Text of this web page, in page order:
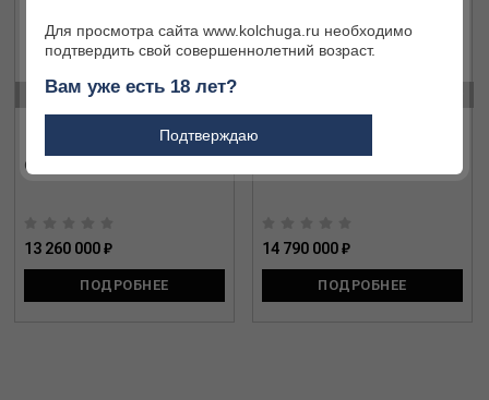
Cosmi 12/76-12/76 (SD009)
13 260 000 ₽
ПОДРОБНЕЕ
14 790 000 ₽
ПОДРОБНЕЕ
Для просмотра сайта www.kolchuga.ru необходимо
подтвердить свой совершеннолетний возраст.
Вам уже есть 18 лет?
Подтверждаю